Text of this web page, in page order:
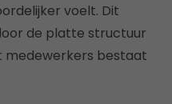
voelt. Dit
de platte structuur
medewerkers bestaat